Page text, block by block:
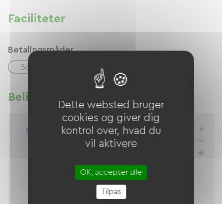
Faciliteter
Betalingsmåder
Bank kort
Beliggenhed
Opdater listen, når jeg flytter mig
Dette websted bruger
cookies og giver dig
kontrol over, hvad du
vil aktivere
OK, accepter alle
Tilpas